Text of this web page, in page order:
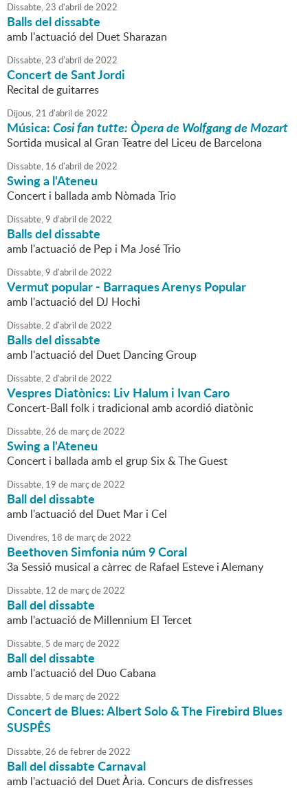
Dissabte,23 d'abril de2022
Balls del dissabte
amb l'actuació del Duet Sharazan
Dissabte,23 d'abril de2022
Concert de Sant Jordi
Recital de guitarres
Dijous,21 d'abril de2022
Música:Cosi fan tutte: Òpera de Wolfgang de Mozart
Sortida musical al Gran Teatre del Liceu de Barcelona
Dissabte, 16 d'abril de2022
Swing a l'Ateneu
Concert i ballada amb Nòmada Trio
Dissabte,9 d'abril de2022
Balls del dissabte
amb l'actuació de Pep i Ma José Trio
Dissabte,9 d'abril de2022
Vermut popular - Barraques Arenys Popular
amb l'actuació del DJ Hochi
Dissabte,2 d'abril de2022
Balls del dissabte
amb l'actuació del Duet Dancing Group
Dissabte,2 d'abril de2022
Vespres Diatònics: Liv Halum i Ivan Caro
Concert-Ball folk i tradicional amb acordió diatònic
Dissabte,26 de marçde2022
Swing a l'Ateneu
Concert i ballada amb el grup Six & The Guest
Dissabte, 19 de marçde2022
Ball del dissabte
amb l'actuació del Duet Mar i Cel
Divendres, 18 de marçde2022
Beethoven Simfonia núm 9 Coral
3a Sessió musical a càrrec de Rafael Esteve i Alemany
Dissabte, 12 de marçde2022
Ball del dissabte
amb l'actuació de Millennium El Tercet
Dissabte, 5 de marçde2022
Ball del dissabte
amb l'actuació del Duo Cabana
Dissabte, 5 de marçde2022
Concert de Blues: Albert Solo & The Firebird Blues
SUSPÊS
Dissabte,26 defebrerde2022
Ball del dissabte Carnaval
amb l'actuació del Duet Ària. Concurs de disfresses